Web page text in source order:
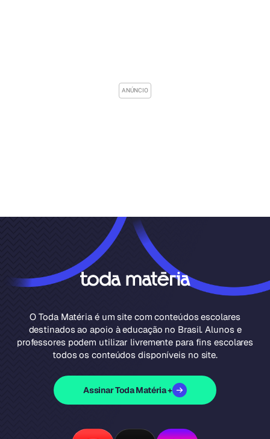
O Toda Matéria é um site com conteúdos escolares
destinados ao apoio à educação no Brasil. Alunos e
professores podem utilizar livremente para fins escolares
todos os conteúdos disponíveis no site.
Assinar Toda Matéria +